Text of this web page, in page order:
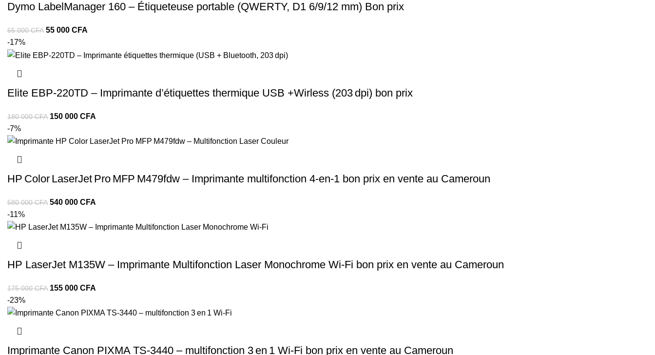
Dymo LabelManager 160 – Étiqueteuse portable (QWERTY, D1 6/9/12 mm) Bon prix
65 000CFA 55 000 CFA
-17%
Elite EBP‑220TD – Imprimante d’étiquettes thermique USB +Wirless (203 dpi) bon prix
180 000CFA 150 000 CFA
-7%
HP Color LaserJet Pro MFP M479fdw – Imprimante multifonction 4-en-1 bon prix en vente au Cameroun
580 000CFA 540 000 CFA
-11%
HP LaserJet M135W – Imprimante Multifonction Laser Monochrome Wi‑Fi bon prix en vente au Cameroun
175 000CFA 155 000 CFA
-23%
Imprimante Canon PIXMA TS‑3440 – multifonction 3 en 1 Wi‑Fi bon prix en vente au Cameroun